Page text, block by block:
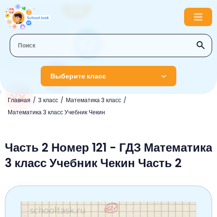
Выберите класс
Главная 3 класс
Математика 3 класс
Математика 3 класс Учебник Чекин
1 класс
Русский язык
Литературное чтение
Окружающий мир
Математика
Математика
Английский язык
Информатика
Литературное чтение
3 класс
Музыка
Окружающий мир
Русский язык
4 класс
Английский язык
Русский язык
5 класс
ОБЖ
6 класс
Часть 2 Номер 121 - ГДЗ Математика
3 класс Учебник Чекин Часть 2